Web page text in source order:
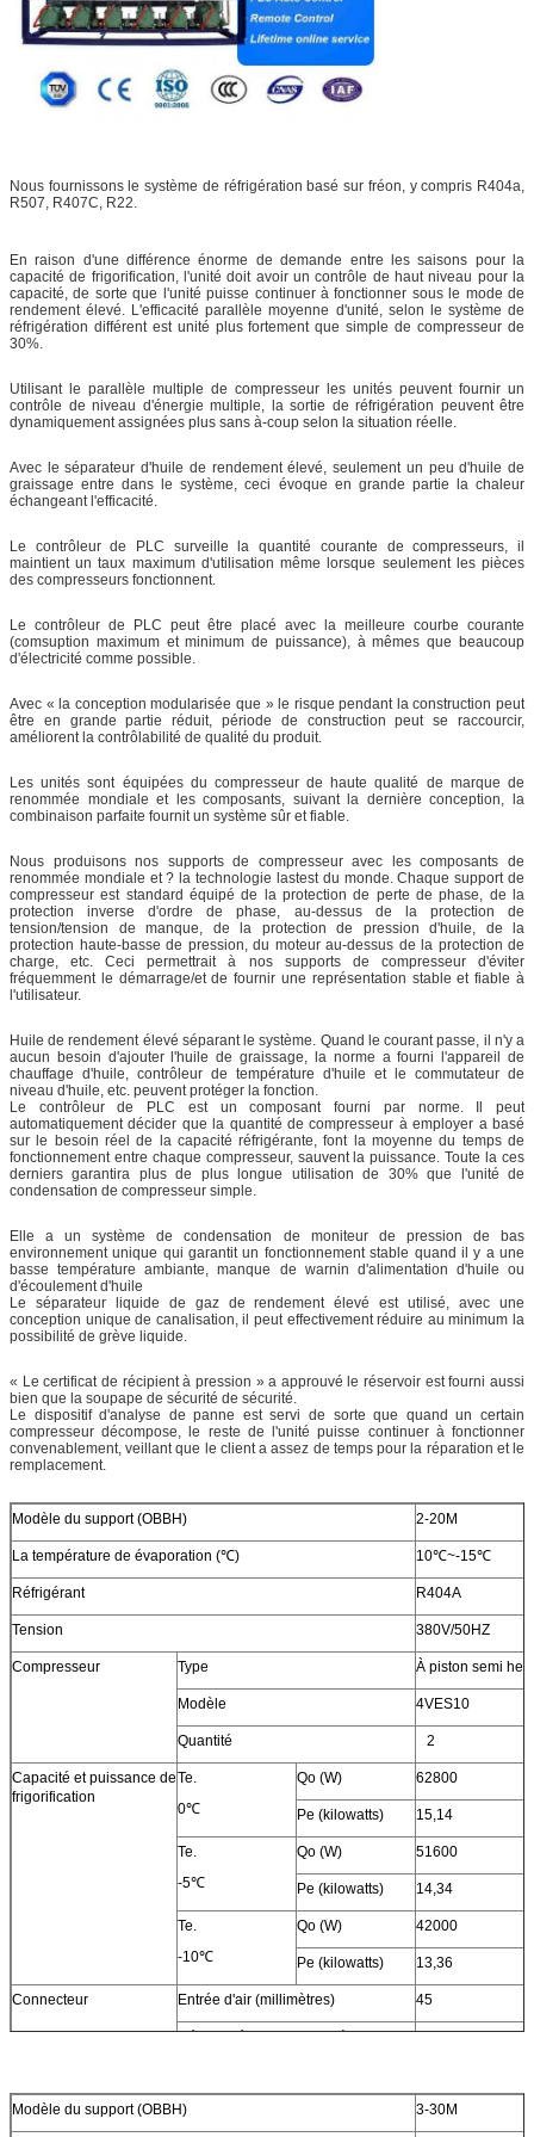
Nous fournissons le système de réfrigération basé sur fréon, y compris R404a,
R507, R407C, R22.
En raison d'une différence énorme de demande entre les saisons pour la
capacité de frigorification, l'unité doit avoir un contrôle de haut niveau pour la
capacité, de sorte que l'unité puisse continuer à fonctionner sous le mode de
rendement élevé. L'efficacité parallèle moyenne d'unité, selon le système de
réfrigération différent est unité plus fortement que simple de compresseur de
30%.
Utilisant le parallèle multiple de compresseur les unités peuvent fournir un
contrôle de niveau d'énergie multiple, la sortie de réfrigération peuvent être
dynamiquement assignées plus sans à-coup selon la situation réelle.
Avec le séparateur d'huile de rendement élevé, seulement un peu d'huile de
graissage entre dans le système, ceci évoque en grande partie la chaleur
échangeant l'efficacité.
Le contrôleur de PLC surveille la quantité courante de compresseurs, il
maintient un taux maximum d'utilisation même lorsque seulement les pièces
des compresseurs fonctionnent.
Le contrôleur de PLC peut être placé avec la meilleure courbe courante
(comsuption maximum et minimum de puissance), à mêmes que beaucoup
d'électricité comme possible.
Avec « la conception modularisée que » le risque pendant la construction peut
être en grande partie réduit, période de construction peut se raccourcir,
améliorent la contrôlabilité de qualité du produit.
Les unités sont équipées du compresseur de haute qualité de marque de
renommée mondiale et les composants, suivant la dernière conception, la
combinaison parfaite fournit un système sûr et fiable.
Nous produisons nos supports de compresseur avec les composants de
renommée mondiale et ? la technologie lastest du monde. Chaque support de
compresseur est standard équipé de la protection de perte de phase, de la
protection inverse d'ordre de phase, au-dessus de la protection de
tension/tension de manque, de la protection de pression d'huile, de la
protection haute-basse de pression, du moteur au-dessus de la protection de
charge, etc. Ceci permettrait à nos supports de compresseur d'éviter
fréquemment le démarrage/et de fournir une représentation stable et fiable à
l'utilisateur.
Huile de rendement élevé séparant le système. Quand le courant passe, il n'y a
aucun besoin d'ajouter l'huile de graissage, la norme a fourni l'appareil de
chauffage d'huile, contrôleur de température d'huile et le commutateur de
niveau d'huile, etc. peuvent protéger la fonction.
Le contrôleur de PLC est un composant fourni par norme. Il peut
automatiquement décider que la quantité de compresseur à employer a basé
sur le besoin réel de la capacité réfrigérante, font la moyenne du temps de
fonctionnement entre chaque compresseur, sauvent la puissance. Toute la ces
derniers garantira plus de plus longue utilisation de 30% que l'unité de
condensation de compresseur simple.
Elle a un système de condensation de moniteur de pression de bas
environnement unique qui garantit un fonctionnement stable quand il y a une
basse température ambiante, manque de warnin d'alimentation d'huile ou
d'écoulement d'huile
Le séparateur liquide de gaz de rendement élevé est utilisé, avec une
conception unique de canalisation, il peut effectivement réduire au minimum la
possibilité de grève liquide.
« Le certificat de récipient à pression » a approuvé le réservoir est fourni aussi
bien que la soupape de sécurité de sécurité.
Le dispositif d'analyse de panne est servi de sorte que quand un certain
compresseur décompose, le reste de l'unité puisse continuer à fonctionner
convenablement, veillant que le client a assez de temps pour la réparation et le
remplacement.
Modèle du support (OBBH) 2-20M
La température de évaporation (℃) 10℃~-15℃
Réfrigérant R404A
Tension 380V/50HZ
Compresseur Type À piston semi
Modèle 4VES10
Quantité 2
Capacité et puissance de
frigorification
Te.
0℃
Qo (W) 62800
Pe (kilowatts) 15,14
Te.
-5℃
Qo (W) 51600
Pe (kilowatts) 14,34
Te.
-10℃
Qo (W) 42000
Pe (kilowatts) 13,36
Connecteur Entrée d'air (millimètres) 45
Débouché liquide (millimètre) 19
Admission liquide (millimètre) 22
Modèle du support (OBBH) 3-30M